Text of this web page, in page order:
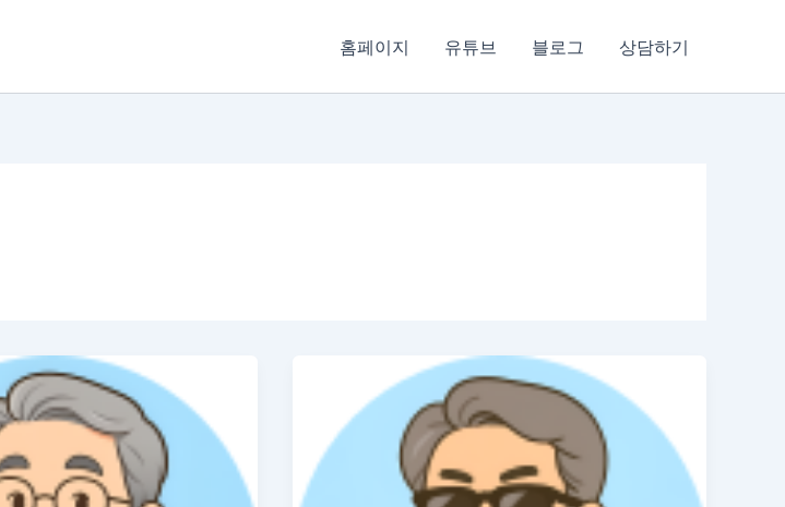
홈페이지 유튜브 블로그 상담하기